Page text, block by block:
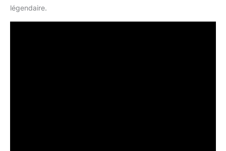
légendaire.